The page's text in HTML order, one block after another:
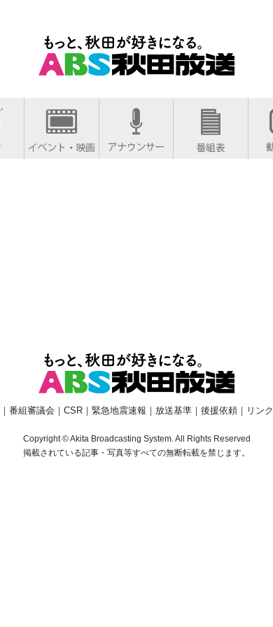
｜ 番組審議会 ｜ CSR｜ 緊急地震速報 ｜ 放送基準｜ 後援依頼｜ リンク
Copyright © Akita Broadcasting System. All Rights Reserved
掲載されている記事・写真等すべての無断転載を禁じます。